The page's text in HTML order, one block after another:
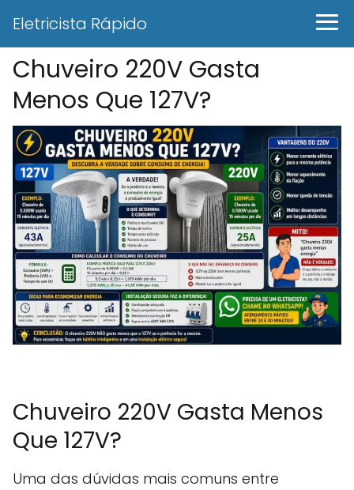
Eletricista Rápido
Chuveiro 220V Gasta
Menos Que 127V?
Chuveiro 220V Gasta Menos
Que 127V?
Uma das dúvidas mais comuns entre